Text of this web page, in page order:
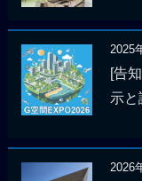
2025
[告
示と
2026